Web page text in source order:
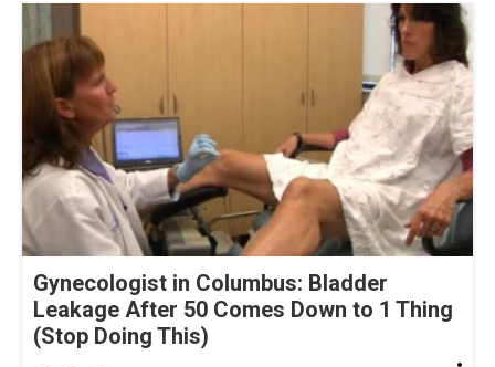
Gynecologist in Columbus: Bladder
Leakage After 50 Comes Down to 1 Thing
(Stop Doing This)